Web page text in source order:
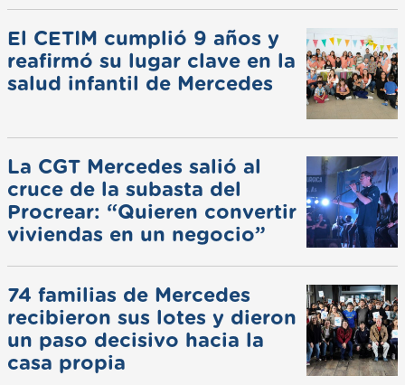
El CETIM cumplió 9 años y
reafirmó su lugar clave en la
salud infantil de Mercedes
La CGT Mercedes salió al
cruce de la subasta del
Procrear: “Quieren convertir
viviendas en un negocio”
74 familias de Mercedes
recibieron sus lotes y dieron
un paso decisivo hacia la
casa propia